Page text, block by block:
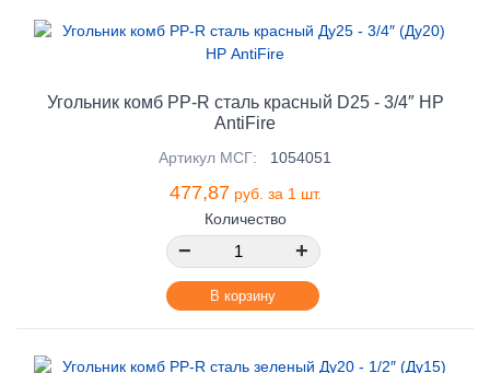
Угольник комб PP-R сталь красный D25 - 3/4″ НР
AntiFire
Артикул МСГ: 1054051
477,87руб. за 1 шт.
Количество
− +
В корзину